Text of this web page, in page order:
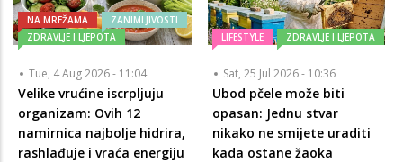
NA MREŽAMA
ZANIMLJIVOSTI
ZDRAVLJE I LJEPOTA
Tue, 4 Aug 2026 - 11:04
Velike vrućine iscrpljuju
organizam: Ovih 12
namirnica najbolje hidrira,
rashlađuje i vraća energiju
LIFESTYLE ZDRAVLJE I LJEPOTA
Sat, 25 Jul 2026 - 10:36
Ubod pčele može biti
opasan: Jednu stvar
nikako ne smijete uraditi
kada ostane žaoka